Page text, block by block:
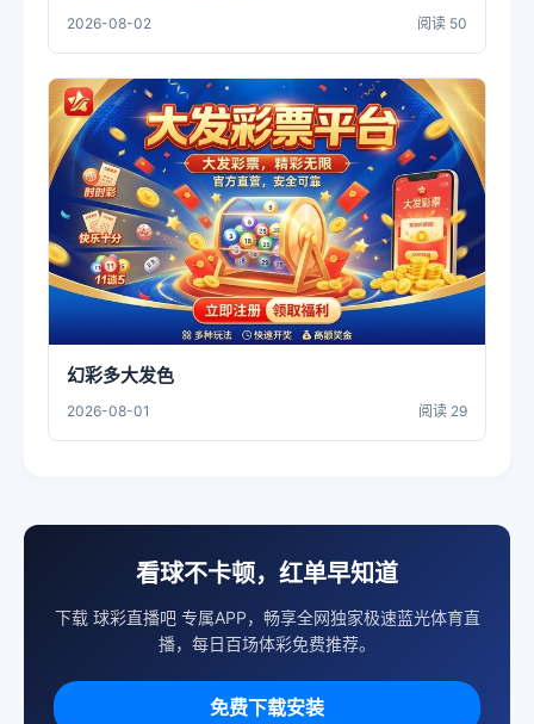
2026-08-02 阅读 50
幻彩多大发色
2026-08-01 阅读 29
看球不卡顿，红单早知道
下载 球彩直播吧 专属APP，畅享全网独家极速蓝光体育直
播，每日百场体彩免费推荐。
免费下载安装